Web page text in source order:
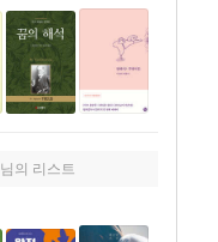
님의 리스트